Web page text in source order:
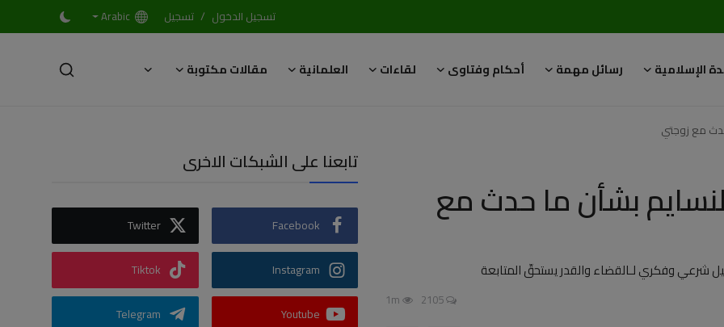
تسجيل الدخول / تسجيل Arabic
الإسلامية رسائل مهمة أحكام وفتاوى لقاءات العلمانية
مقالات مكتوبة
مع زوجتي
بشأن ما حدث مع
وفكري لـالقضاء والقدر يستحقّ المتابعة
2105
1m
تابعنا على الشبكات الاخرى
Facebook
Twitter
Instagram
Tiktok
Youtube
Telegram